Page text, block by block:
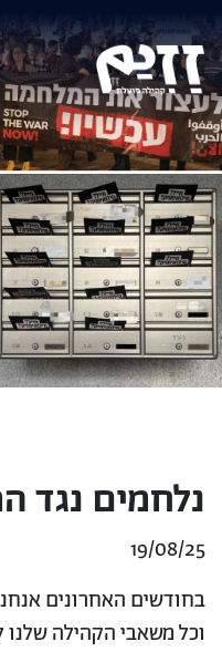
נלחמים נגד
19/08/25
בחודשים האחרונים
וכל משאבי הקהילה שלנו